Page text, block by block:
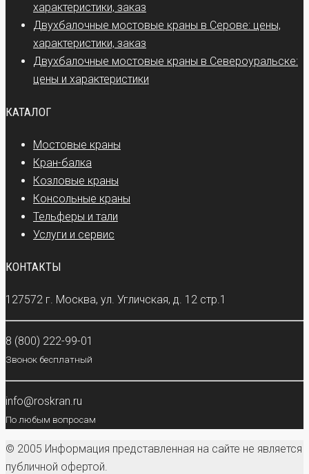
характеристики, заказ
Двухбалочные мостовые краны в Серове: цены,
характеристики, заказ
Двухбалочные мостовые краны в Североуральске:
цены и характеристики
КАТАЛОГ
Мостовые краны
Кран-балка
Козловые краны
Консольные краны
Тельферы и тали
Услуги и сервис
КОНТАКТЫ
127572 г. Москва, ул. Угличская, д. 12 стр.1
8 (800) 222-99-01
Звонок бесплатный
info@roskran.ru
По любым вопросам
© 2005 Информация представленная на сайте не является
публичной офертой.